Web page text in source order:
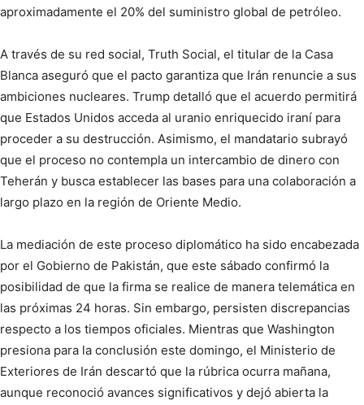
aproximadamente el 20% del suministro global de petróleo.
A través de su red social, Truth Social, el titular de la Casa
Blanca aseguró que el pacto garantiza que Irán renuncie a sus
ambiciones nucleares. Trump detalló que el acuerdo permitirá
que Estados Unidos acceda al uranio enriquecido iraní para
proceder a su destrucción. Asimismo, el mandatario subrayó
que el proceso no contempla un intercambio de dinero con
Teherán y busca establecer las bases para una colaboración a
largo plazo en la región de Oriente Medio.
La mediación de este proceso diplomático ha sido encabezada
por el Gobierno de Pakistán, que este sábado confirmó la
posibilidad de que la firma se realice de manera telemática en
las próximas 24 horas. Sin embargo, persisten discrepancias
respecto a los tiempos oficiales. Mientras que Washington
presiona para la conclusión este domingo, el Ministerio de
Exteriores de Irán descartó que la rúbrica ocurra mañana,
aunque reconoció avances significativos y dejó abierta la